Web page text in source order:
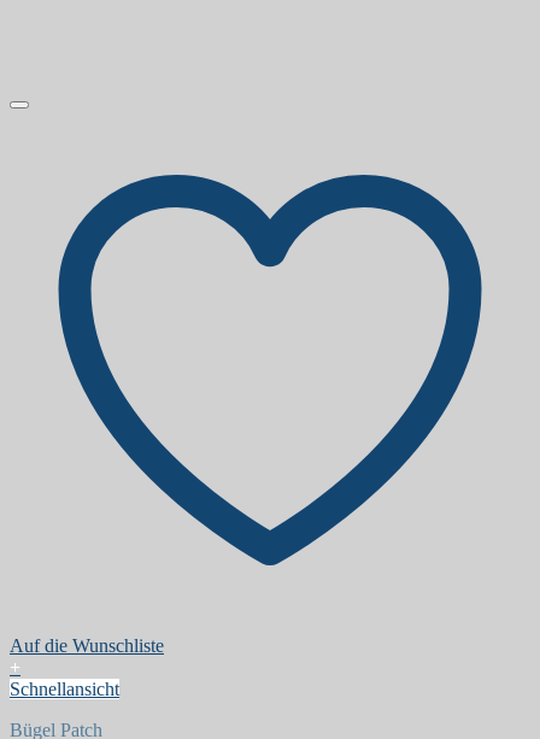
Auf die Wunschliste
+
Schnellansicht
Bügel Patch